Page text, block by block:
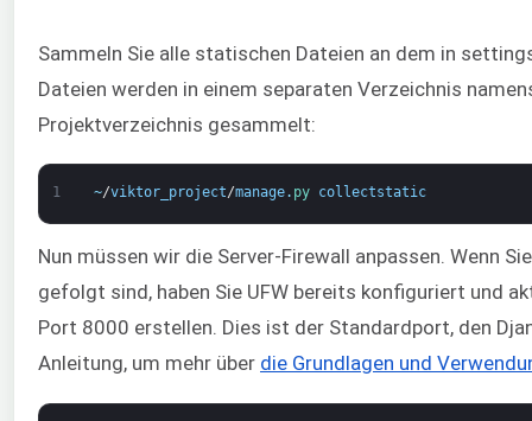
Sammeln Sie alle statischen Dateien an dem in
Dateien werden in einem separaten Verzeichnis
Projektverzeichnis gesammelt:
1 ~/viktor_project/manage. py collectstatic
Nun müssen wir die Server-Firewall anpassen. Wenn
gefolgt sind, haben Sie UFW bereits konfiguriert und
Port 8000 erstellen. Dies ist der Standardport, den
Anleitung, um mehr über die Grundlagen und